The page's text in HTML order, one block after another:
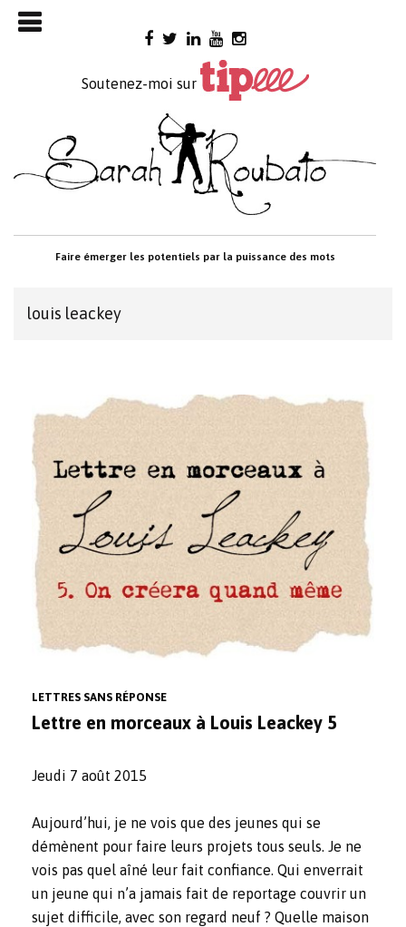
Skip
to
Soutenez-moi sur
Faire émerger les potentiels par la puissance des mots

louis leackey
LETTRES SANS RÉPONSE
Lettre en morceaux à Louis Leackey 5
Jeudi 7 août 2015
Aujourd’hui, je ne vois que des jeunes qui se
démènent pour faire leurs projets tous seuls. Je ne
vois pas quel aîné leur fait confiance. Qui enverrait
un jeune qui n’a jamais fait de reportage couvrir un
sujet difficile, avec son regard neuf ? Quelle maison